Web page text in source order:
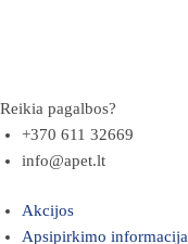
Reikia pagalbos?
+370 611 32669
info@apet.lt
Akcijos
Apsipirkimo informacija